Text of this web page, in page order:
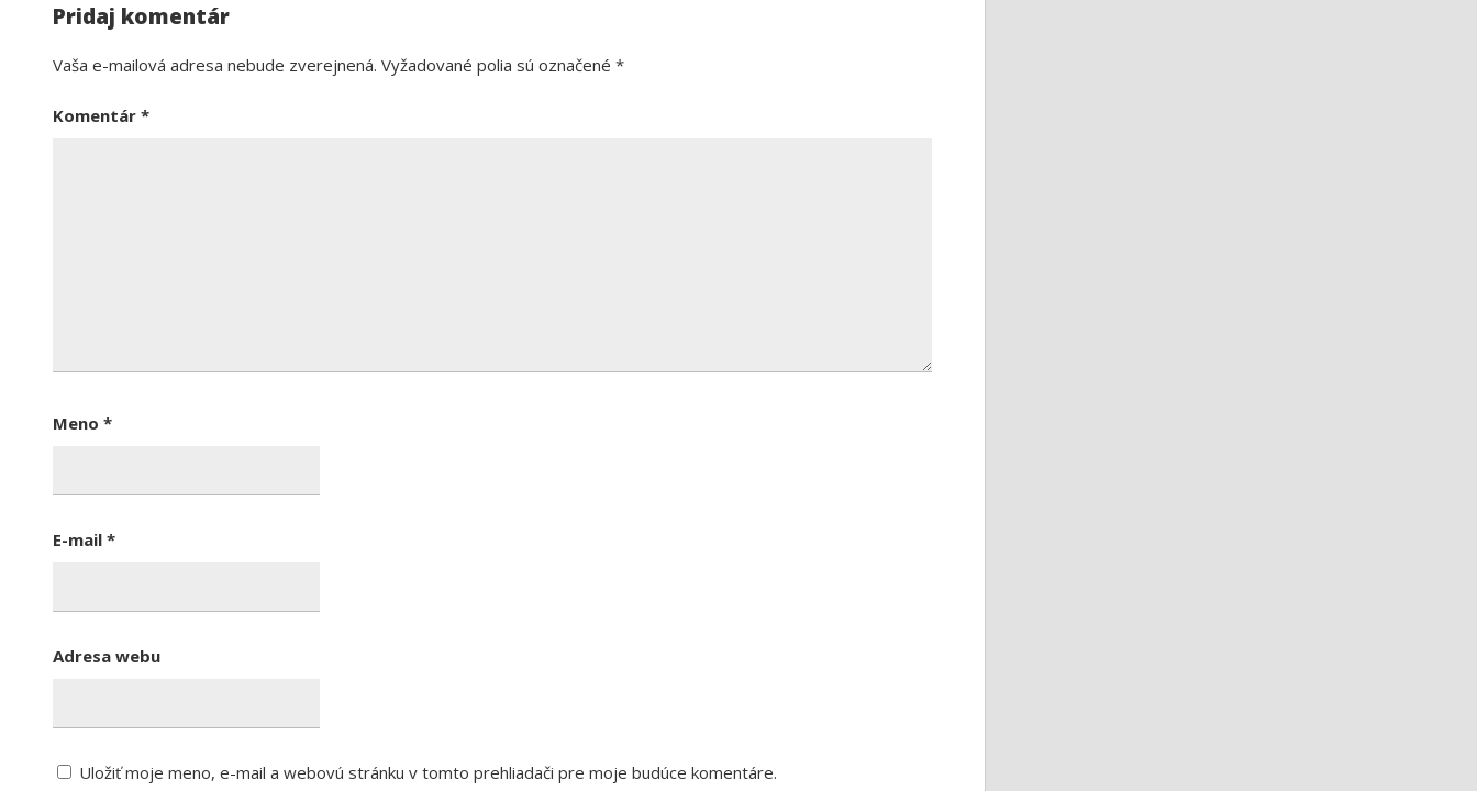
Pridaj komentár
Vaša e-mailová adresa nebude zverejnená. Vyžadované polia sú označené *
Komentár *
Meno *
E-mail *
Adresa webu
Uložiť moje meno, e-mail a webovú stránku v tomto prehliadači pre moje budúce komentáre.